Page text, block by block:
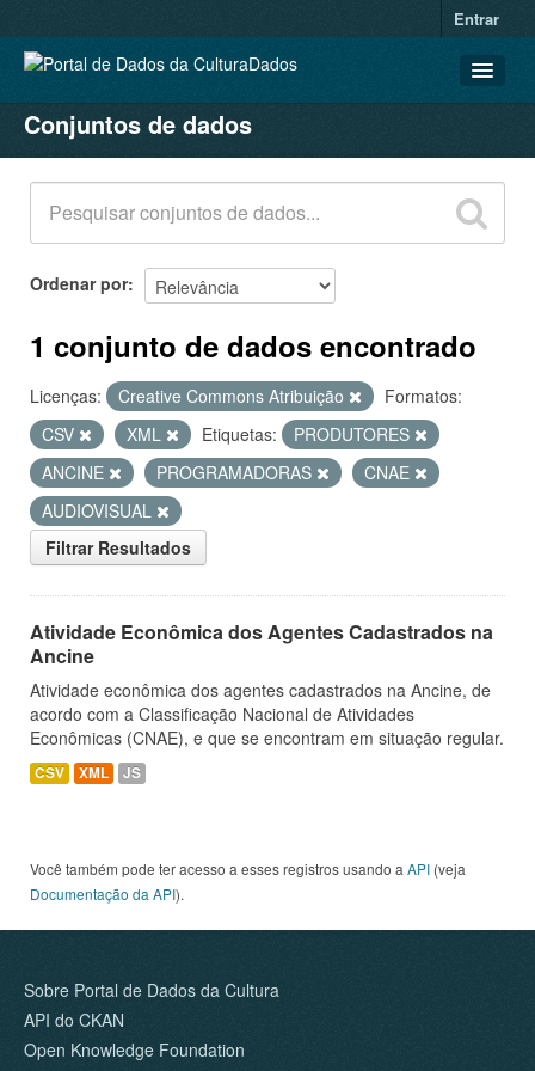
Entrar
CONJUNTOS DE DADOS
ORGANIZAÇÕES
GRUPOS
SOBRE
Conjuntos de dados
Ordenar por
1 conjunto de dados encontrado
Licenças: Creative Commons Atribuição
Formatos:
CSV
XML Etiquetas:
PRODUTORES
ANCINE
PROGRAMADORAS
CNAE
AUDIOVISUAL
Filtrar Resultados
Atividade Econômica dos Agentes Cadastrados na
Ancine
Atividade econômica dos agentes cadastrados na Ancine, de
acordo com a Classificação Nacional de Atividades
Econômicas (CNAE), e que se encontram em situação regular.
CSV XML JS
Você também pode ter acesso a esses registros usando a API (veja
Documentação da API).
Sobre Portal de Dados da Cultura
API do CKAN
Open Knowledge Foundation